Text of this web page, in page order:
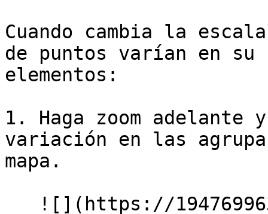
Cuando cambia la
de puntos varían en su
elementos:
1. Haga zoom
variación en las
mapa.